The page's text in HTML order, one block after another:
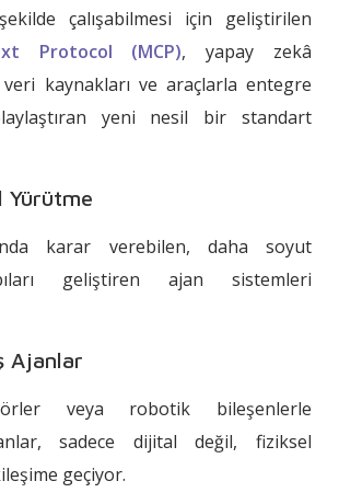
çalışabilmesi için geliştirilen
Protocol (MCP), yapay zekâ
veri kaynakları ve araçlarla entegre
yeni nesil bir standart
Yürütme
karar verebilen, daha soyut
geliştiren ajan sistemleri
Ajanlar
veya robotik bileşenlerle
sadece dijital değil, fiziksel
geçiyor.